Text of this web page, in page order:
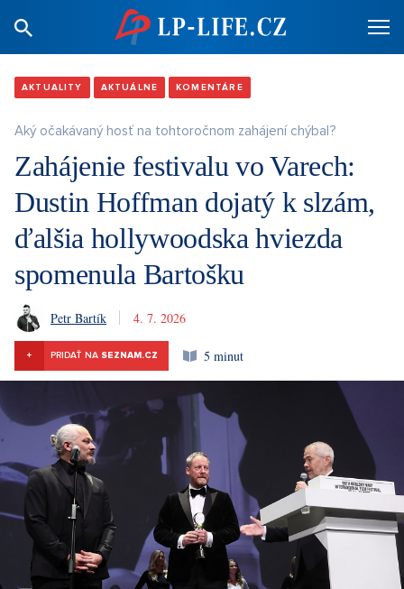
AKTUALITY AKTUÁLNE KOMENTÁRE
Aký očakávaný hosť na tohtoročnom zahájení chýbal?
Zahájenie festivalu vo Varech:
Dustin Hoffman dojatý k slzám,
ďalšia hollywoodska hviezda
spomenula Bartošku
Petr Bartík 4. 7. 2026
+ PRIDAŤ NA SEZNAM.CZ 5 minut